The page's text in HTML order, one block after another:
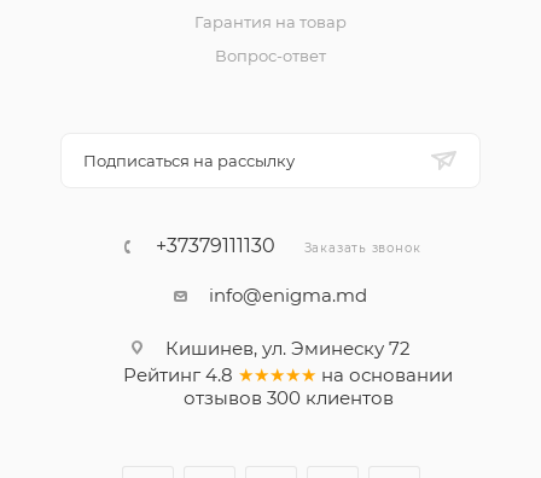
Гарантия на товар
Вопрос-ответ
Подписаться на рассылку
+37379111130 Заказать звонок
info@enigma.md
Кишинев, ул. Эминеску 72
Рейтинг 4.8 ★★★★★ на основании
отзывов 300клиентов